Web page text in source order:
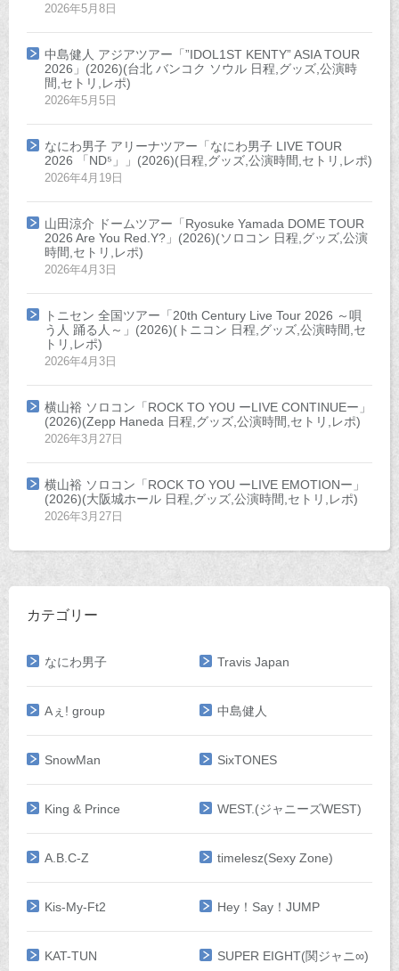
2026年5月8日
中島健人 アジアツアー「”IDOL1ST KENTY” ASIA TOUR
2026」(2026)(台北 バンコク ソウル 日程,グッズ,公演時
間,セトリ,レポ)
2026年5月5日
なにわ男子 アリーナツアー「なにわ男子 LIVE TOUR
2026 「ND⁵」」(2026)(日程,グッズ,公演時間,セトリ,レポ)
2026年4月19日
山田涼介 ドームツアー「Ryosuke Yamada DOME TOUR
2026 Are You Red.Y?」(2026)(ソロコン 日程,グッズ,公演
時間,セトリ,レポ)
2026年4月3日
トニセン 全国ツアー「20th Century Live Tour 2026 ～唄
う人 踊る人～」(2026)(トニコン 日程,グッズ,公演時間,セ
トリ,レポ)
2026年4月3日
横山裕 ソロコン「ROCK TO YOU ーLIVE CONTINUEー」
(2026)(Zepp Haneda 日程,グッズ,公演時間,セトリ,レポ)
2026年3月27日
横山裕 ソロコン「ROCK TO YOU ーLIVE EMOTIONー」
(2026)(大阪城ホール 日程,グッズ,公演時間,セトリ,レポ)
2026年3月27日
カテゴリー
なにわ男子 Travis Japan
Aぇ! group 中島健人
SnowMan SixTONES
King & Prince WEST.(ジャニーズWEST)
A.B.C-Z timelesz(Sexy Zone)
Kis-My-Ft2 Hey！Say！JUMP
KAT-TUN SUPER EIGHT(関ジャニ∞)